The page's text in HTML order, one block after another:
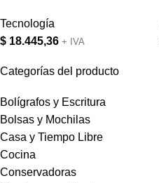
Categorías del producto
Bolígrafos y Escritura
Bolsas y Mochilas
Casa y Tiempo Libre
Cocina
Conservadoras
Tecnología
$ 18.445,36 + IVA